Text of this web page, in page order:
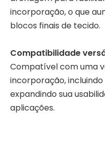
incorporação, o que
blocos finais de tecido.
Compatibilidade
Compatível com uma
incorporação,
expandindo sua
aplicações.